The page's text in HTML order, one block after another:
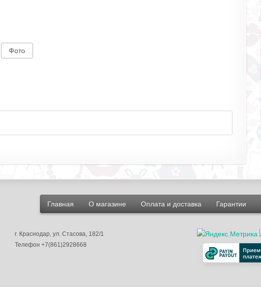
Фото
Главная О магазине Оплата и доставка Гарантии
г. Краснодар, ул. Стасова, 182/1
Телефон +7(861)2928668